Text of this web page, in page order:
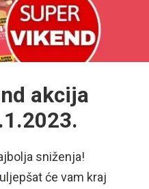
akcija
sniženja!
uljepšat će vam kraj